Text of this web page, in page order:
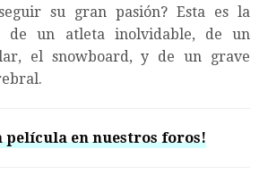
su gran pasión? Esta es la
de un atleta inolvidable, de un
el snowboard, y de un grave
película en nuestros foros!